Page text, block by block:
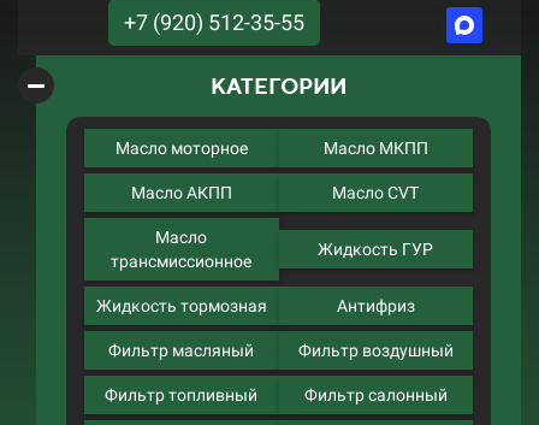
+7 (920) 512-35-55
КАТЕГОРИИ
Масло моторное Масло МКПП
Масло АКПП Масло CVT
Масло
трансмиссионное
Жидкость ГУР
Жидкость тормозная Антифриз
Фильтр масляный Фильтр воздушный
Фильтр топливный Фильтр салонный